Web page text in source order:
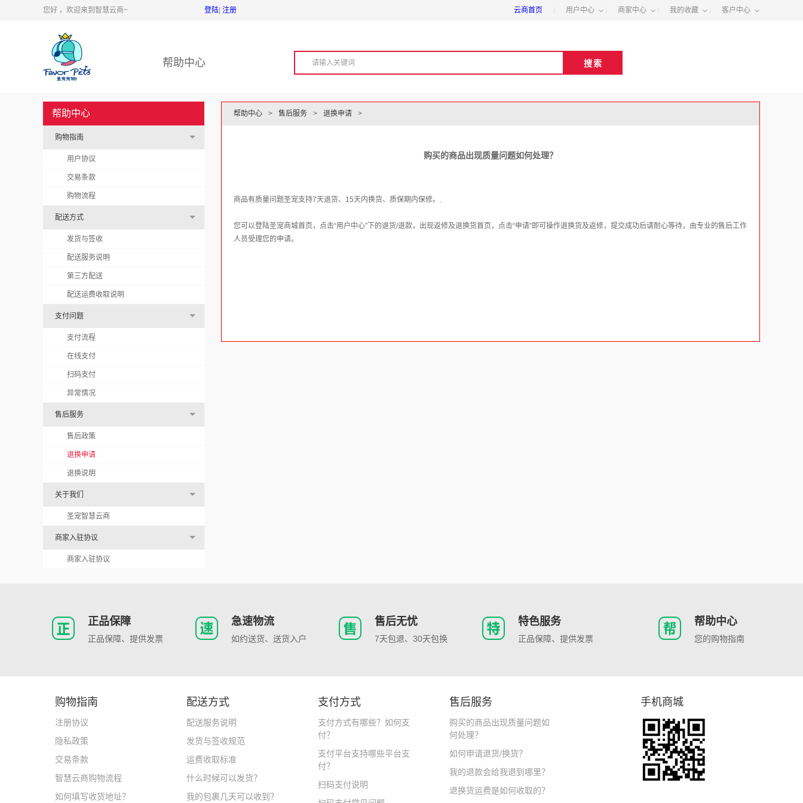
您好 ，欢迎来到智慧云商~ 登陆 注册 云商首页 用户中心 商家中心 我的收藏 客户中心
帮助中心
帮助中心
购物指南
用户协议
交易条款
购物流程
配送方式
发货与签收
配送服务说明
第三方配送
配送运费收取说明
支付问题
支付流程
在线支付
扫码支付
异常情况
售后服务
售后政策
退换申请
退换说明
关于我们
圣宠智慧云商
商家入驻协议
商家入驻协议
帮助中心 > 售后服务 > 退换申请 >
购买的商品出现质量问题如何处理？
商品有质量问题圣宠支持7天退货、15天内换货、质保期内保修。.
您可以登陆圣宠商城首页，点击“用户中心”下的退货/退款，出现返修及退换货首页，点击“申请”即可操作退换货及返修，提交成功后请耐心等待，由专业的售后工作
人员受理您的申请。
正品保障
正品保障、提供发票
急速物流
如约送货、送货入户
售后无忧
7天包退、30天包换
特色服务
正品保障、提供发票
帮助中心
您的购物指南
购物指南
注册协议
隐私政策
交易条款
智慧云商购物流程
如何填写收货地址？
配送方式
配送服务说明
发货与签收规范
运费收取标准
什么时候可以发货？
我的包裹几天可以收到？
支付方式
支付方式有哪些？如何支
付？
支付平台支持哪些平台支
付？
扫码支付说明
售后服务
购买的商品出现质量问题如
何处理？
如何申请退货/换货？
我的退款会给我退到哪里？
退换货运费是如何收取的？
手机商城